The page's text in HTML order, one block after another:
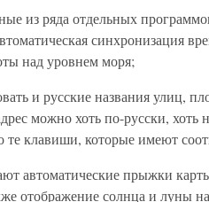
из ряда отдельных
синхронизация
над уровнем моря;
и русские названия улиц,
можно хоть по-русски, хоть
те клавиши, которые имеют
автоматические прыжки
отображение солнца и луны